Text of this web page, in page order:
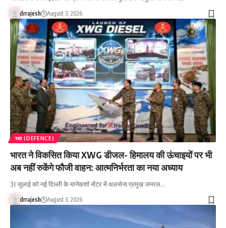
drrajesh August 3, 2026
रक्षा (DEFENCE)
भारत ने विकसित किया XWG डीजल- हिमालय की ऊंचाइयों पर भी
अब नहीं रुकेंगे फौजी वाहन: आत्मनिर्भरता का नया अध्याय
31 जुलाई को नई दिल्ली के मानेकशॉ सेंटर में थलसेना प्रमुख जनरल…
drrajesh August 3, 2026